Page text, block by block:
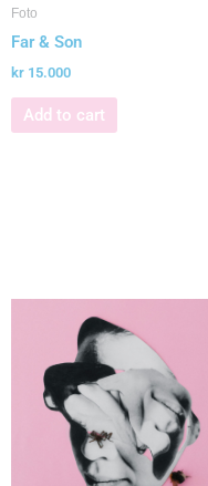
Foto
Far & Son
kr 15.000
Add to cart